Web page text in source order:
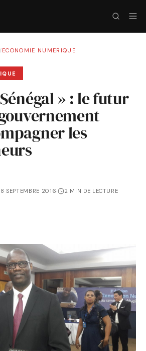
/ECONOMIE NUMERIQUE
» : le futur
les
SEPTEMBRE 2016· 2 MIN DE LECTURE